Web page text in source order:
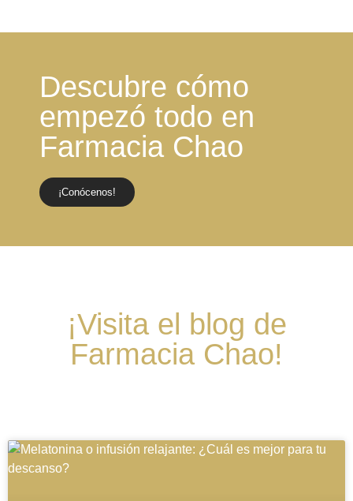
Descubre cómo
empezó todo en
Farmacia Chao
¡Conócenos!
¡Visita el blog de
Farmacia Chao!